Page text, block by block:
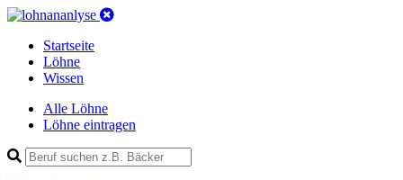
Startseite
Löhne
Wissen
Alle Löhne
Löhne eintragen